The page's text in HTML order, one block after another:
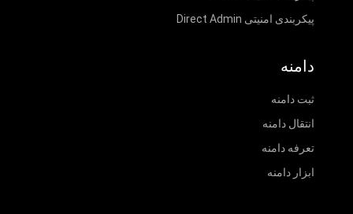
پیکربندی امنیتی Direct Admin
دامنه
ثبت دامنه
انتقال دامنه
تعرفه دامنه
ابزار دامنه